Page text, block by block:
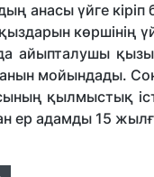
анасы үйге
қыздарын көршінің
айыпталушы
мойындады.
қылмыстық
ер адамды 15